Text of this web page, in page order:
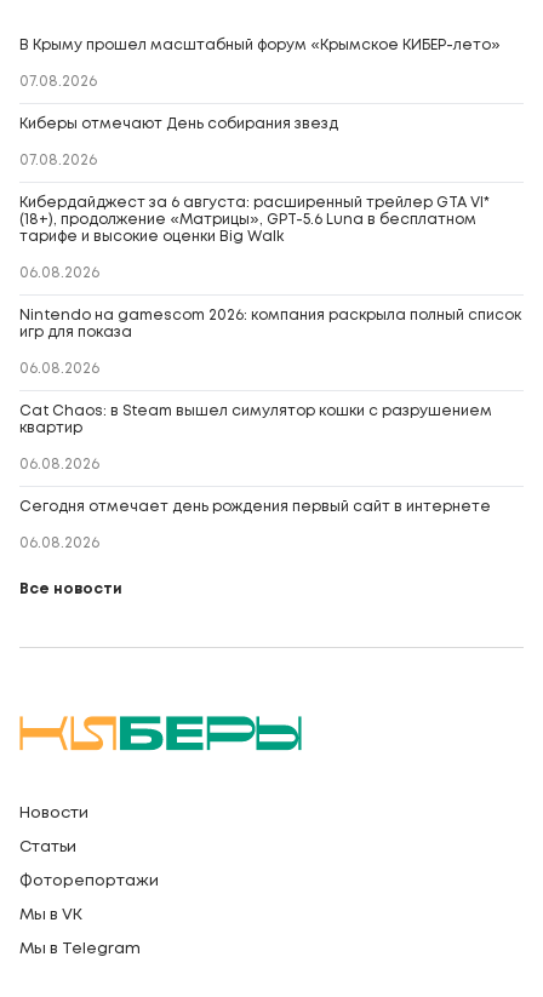
В Крыму прошел масштабный форум «Крымское КИБЕР-лето»
07.08.2026
Киберы отмечают День собирания звезд
07.08.2026
Кибердайджест за 6 августа: расширенный трейлер GTA VI*
(18+), продолжение «Матрицы», GPT-5.6 Luna в бесплатном
тарифе и высокие оценки Big Walk
06.08.2026
Nintendo на gamescom 2026: компания раскрыла полный список
игр для показа
06.08.2026
Cat Chaos: в Steam вышел симулятор кошки с разрушением
квартир
06.08.2026
Сегодня отмечает день рождения первый сайт в интернете
06.08.2026
Все новости
Новости
Статьи
Фоторепортажи
Мы в VK
Мы в Telegram